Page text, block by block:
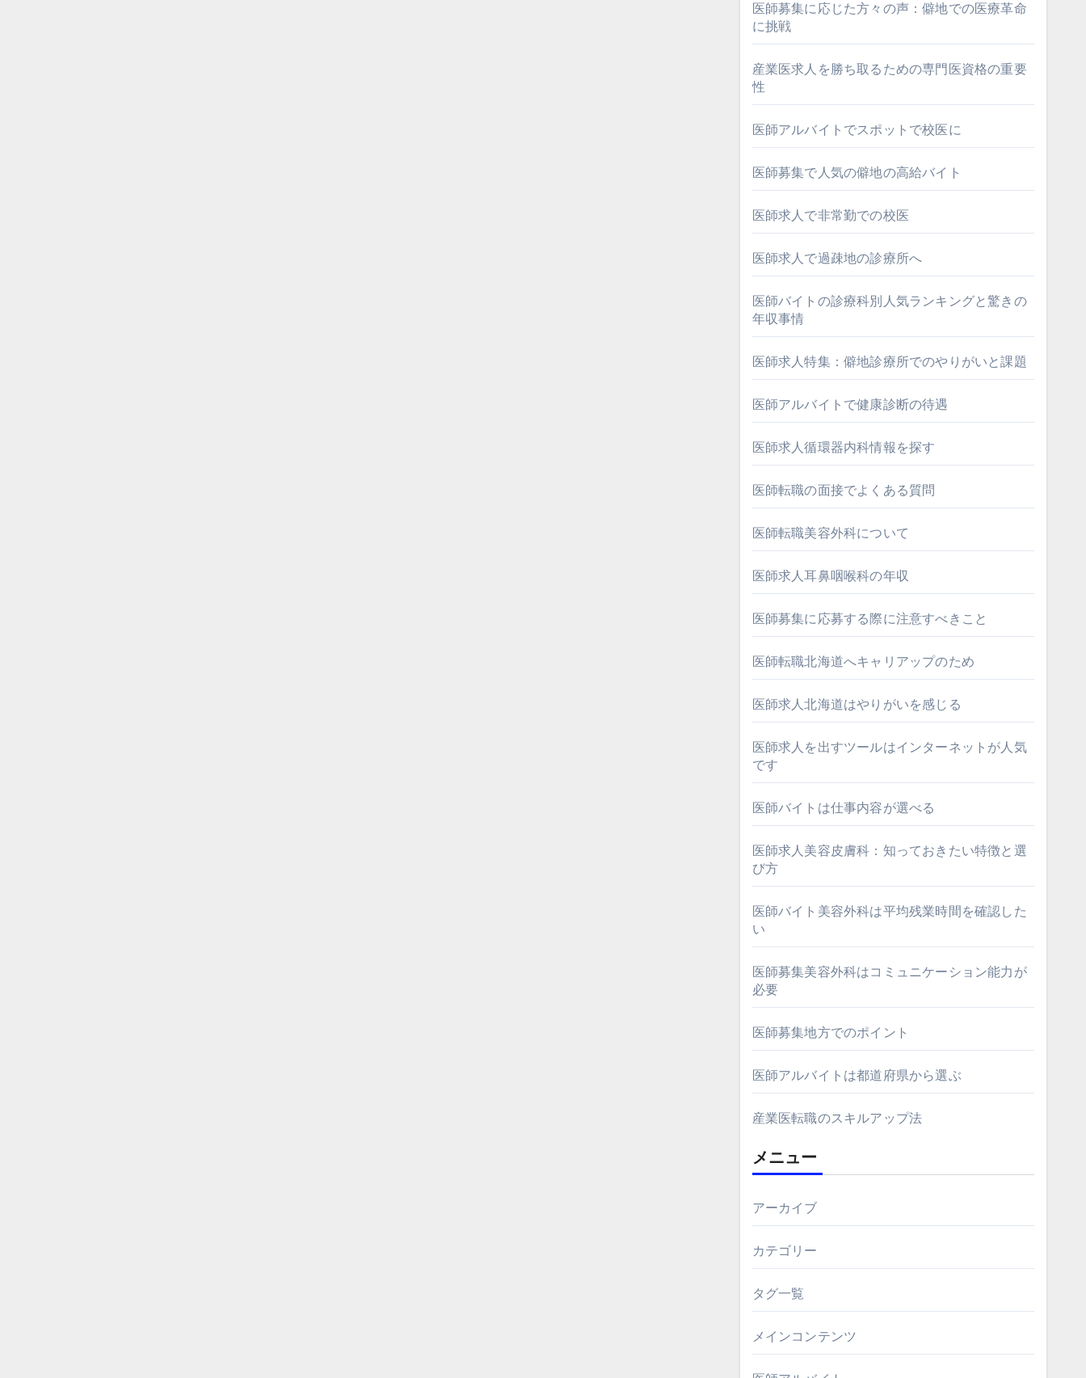
医師募集に応じた方々の声：僻地での医療革命
に挑戦
産業医求人を勝ち取るための専門医資格の重要
性
医師アルバイトでスポットで校医に
医師募集で人気の僻地の高給バイト
医師求人で非常勤での校医
医師求人で過疎地の診療所へ
医師バイトの診療科別人気ランキングと驚きの
年収事情
医師求人特集：僻地診療所でのやりがいと課題
医師アルバイトで健康診断の待遇
医師求人循環器内科情報を探す
医師転職の面接でよくある質問
医師転職美容外科について
医師求人耳鼻咽喉科の年収
医師募集に応募する際に注意すべきこと
医師転職北海道へキャリアップのため
医師求人北海道はやりがいを感じる
医師求人を出すツールはインターネットが人気
です
医師バイトは仕事内容が選べる
医師求人美容皮膚科：知っておきたい特徴と選
び方
医師バイト美容外科は平均残業時間を確認した
い
医師募集美容外科はコミュニケーション能力が
必要
医師募集地方でのポイント
医師アルバイトは都道府県から選ぶ
産業医転職のスキルアップ法
メニュー
アーカイブ
カテゴリー
タグ一覧
メインコンテンツ